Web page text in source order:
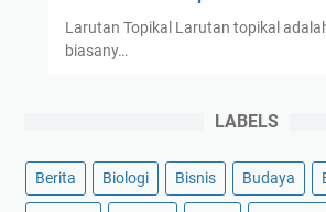
Larutan Topikal Larutan topikal
biasany…
LABELS
Berita Biologi Bisnis Budaya